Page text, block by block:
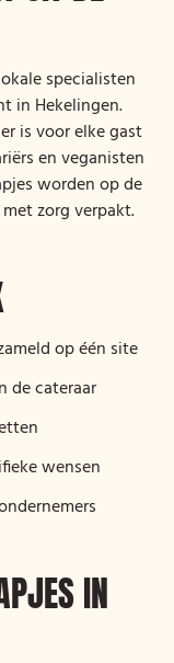
specialisten
in Hekelingen.
is voor elke gast
en veganisten
worden op de
zorg verpakt.
op één site
de cateraar
wensen
IN